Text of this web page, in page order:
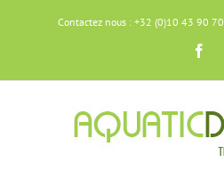
Contactez nous : +32 (0)10 43 90 70